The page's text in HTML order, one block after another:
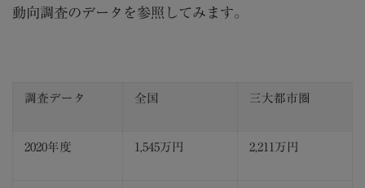
動向調査のデータを参照してみます。
調査データ 全国 三大都市圏
2020年度 1,545万円 2,211 万円